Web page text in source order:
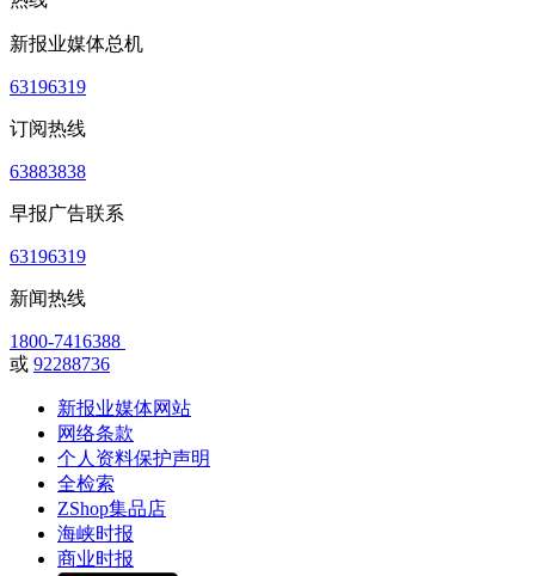
新报业媒体总机
63196319
订阅热线
63883838
早报广告联系
63196319
新闻热线
1800-7416388
或 92288736
新报业媒体网站
网络条款
个人资料保护声明
全检索
ZShop集品店
海峡时报
商业时报